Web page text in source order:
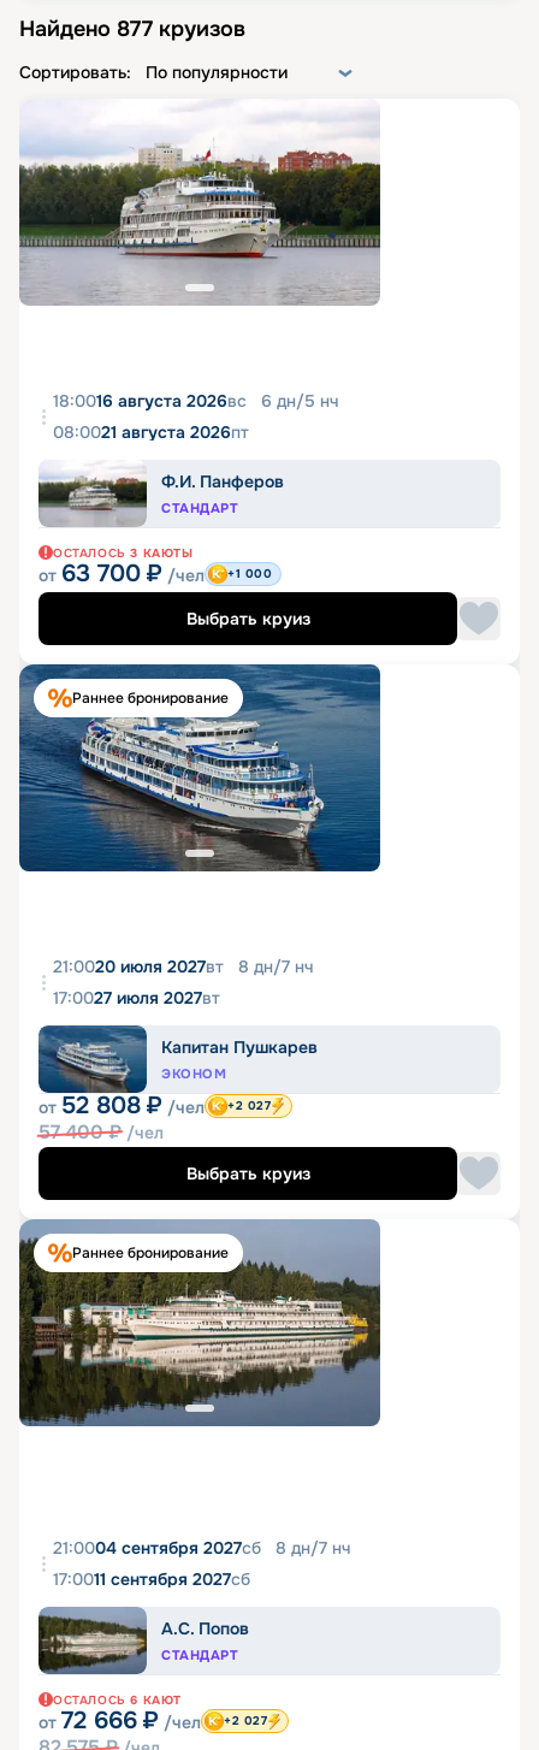
Найдено 877 круизов
Сортировать: По популярности
18:0016 августа 2026вс 6 дн/5 нч
08:0021 августа 2026пт
Ф.И. Панферов
СТАНДАРТ
ОСТАЛОСЬ 3 КАЮТЫ
от 63 700 ₽ /чел +1 000
Выбрать круиз
Раннее бронирование
21:0020 июля 2027вт 8 дн/7 нч
17:0027 июля 2027вт
Капитан Пушкарев
ЭКОНОМ
от 52 808 ₽ /чел
57 400₽ /чел
+2 027
Выбрать круиз
Раннее бронирование
21:0004 сентября 2027сб 8 дн/7 нч
17:0011 сентября 2027сб
А.С. Попов
СТАНДАРТ
ОСТАЛОСЬ 6 КАЮТ
от 72 666 ₽ /чел +2 027